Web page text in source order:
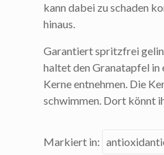
kann dabei zu schaden
hinaus.
Garantiert spritzfrei
haltet den Granatapfel in
Kerne entnehmen. Die
schwimmen. Dort könnt
Markiert in: